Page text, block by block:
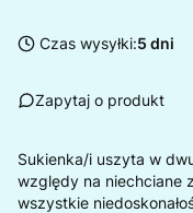
Czas wysyłki:5 dni
Zapytaj o produkt
Sukienka/i uszyta w
względy na niechciane
wszystkie